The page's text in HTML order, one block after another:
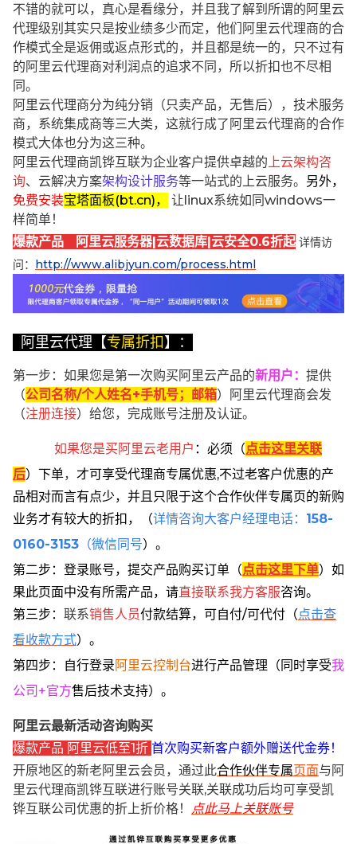
不错的就可以，真心是看缘分，并且我了解到所谓的阿里云
代理级别其实只是按业绩多少而定，他们阿里云代理商的合
作模式全是返佣或返点形式的，并且都是统一的，只不过有
的阿里云代理商对利润点的追求不同，所以折扣也不尽相
同。
阿里云代理商分为纯分销（只卖产品，无售后），技术服务
商，系统集成商等三大类，这就行成了阿里云代理商的合作
模式大体也分为这三种。
阿里云代理商凯铧互联为企业客户提供卓越的 上云架构咨
询、云解决方案架构设计服务等一站式的上云服务。 另外，
免费安装宝塔面板(bt.cn)，
让linux系统如同windows一
样简单！
爆款产品 阿里云服务器|云数据库|云安全0.6折起 详情访
问： http://www.alibjyun.com/process.html
阿里云代理【专属折扣】：
第一步：如果您是第一次购买阿里云产品的新用户 ： 提供
（公司名称/个人姓名+手机号；邮箱）阿里云代理商会发
（注册连接）给您，完成账号注册及认证。
如果您是买阿里云老用户 ： 必须 （点击这里关联
后） 下单， 才可享受代理商专属优惠,不过老客户优惠的产
品相对而言有点少，并且只限于这个合作伙伴专属页的新购
业务才有较大的折扣，
（详情咨询大客户经理电话： 158-
0160-3153 （微信同号）。
第二步：登录账号，提交产品购买订单（点击这里下单） 如
果此页面中没有所需产品，请直接联系我方客服咨询。
第三步： 联系销售人员付款结算，可自付/可代付（点击查
看收款方式）。
第四步：自行登录阿里云控制台进行产品管理（同时享受我
公司+官方售后技术支持）。
阿里云最新活动咨询购买
爆款产品 阿里云低至1折 首次购买新客户额外赠送代金券！
开原地区的新老阿里云会员，通过此合作伙伴专属页面与阿
里云代理商凯铧互联进行账号关联,关联成功后均可享受凯
铧互联公司优惠的折上折价格！
点此马上关联账号